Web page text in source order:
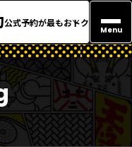
公式予約が最もおトク
Menu